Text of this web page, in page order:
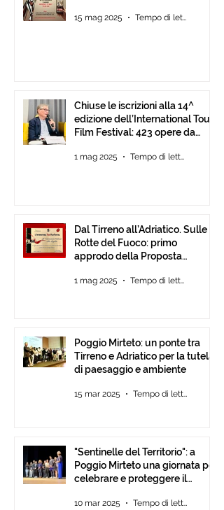
15 mag 2025 Tempo di lettura: 2 min
Chiuse le iscrizioni alla 14^
edizione dell’International Tour
Film Festival: 423 opere da
1 mag 2025 Tempo di lettura: 1 min
Dal Tirreno all’Adriatico. Sulle
Rotte del Fuoco: primo
approdo della Proposta
1 mag 2025 Tempo di lettura: 3 min
Poggio Mirteto: un ponte tra
Tirreno e Adriatico per la tutela
di paesaggio e ambiente
15 mar 2025 Tempo di lettura: 2 min
"Sentinelle del Territorio": a
Poggio Mirteto una giornata per
celebrare e proteggere il
Tour Film Fest 2025.
10 mar 2025 Tempo di lettura: 2 min